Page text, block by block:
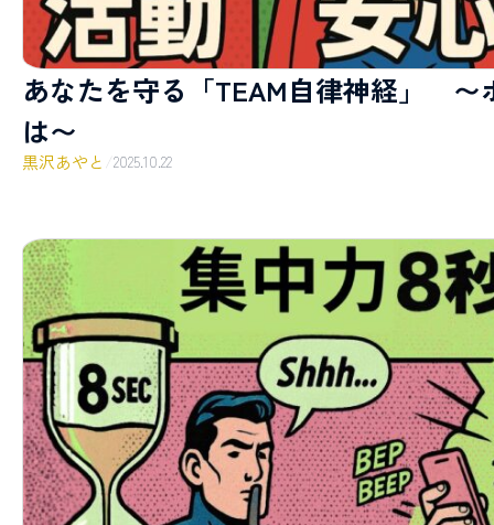
あなたを守る「TEAM自律神経」 〜
は〜
黒沢あやと 2025.10.22